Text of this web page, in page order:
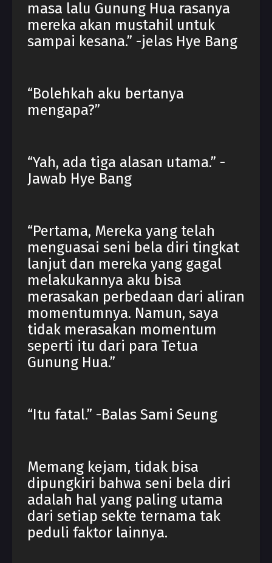
masa lalu Gunung Hua rasanya
mereka akan mustahil untuk
sampai kesana.” -jelas Hye Bang
“Bolehkah aku bertanya
mengapa?”
“Yah, ada tiga alasan utama.” -
Jawab Hye Bang
“Pertama, Mereka yang telah
menguasai seni bela diri tingkat
lanjut dan mereka yang gagal
melakukannya aku bisa
merasakan perbedaan dari aliran
momentumnya. Namun, saya
tidak merasakan momentum
seperti itu dari para Tetua
Gunung Hua.”
“Itu fatal.” -Balas Sami Seung
Memang kejam, tidak bisa
dipungkiri bahwa seni bela diri
adalah hal yang paling utama
dari setiap sekte ternama tak
peduli faktor lainnya.